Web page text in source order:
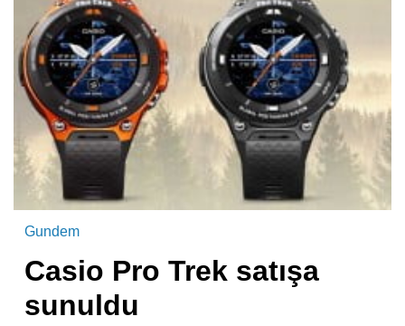
Gundem
Casio Pro Trek satışa
sunuldu